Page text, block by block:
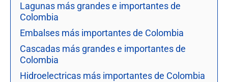
Lagunas más grandes e importantes de
Colombia
Embalses más importantes de Colombia
Cascadas más grandes e importantes de
Colombia
Hidroelectricas más importantes de Colombia